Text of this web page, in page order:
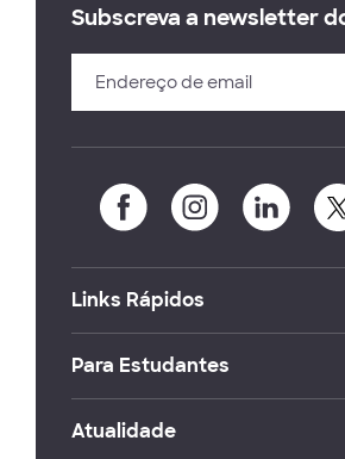
Subscreva a newsletter
Links Rápidos
Para Estudantes
Atualidade